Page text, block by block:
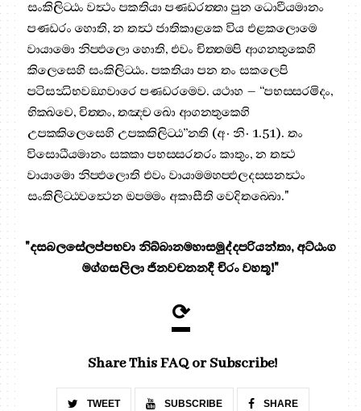
සංකිලිට‍්ඨං වත්‍ථං පකතියා පණ‍්ඩරත‍්තා පුන ධොවීයමානං
පණ‍්ඩරං හොති, න තත්‍ථ ජාතිකාළකෙ විය එළකලොමෙ
වායාමො නිප‍්ඵලො හොති, එවං චිත‍්තම‍්පි ආගන‍්තුකෙහි
කිලෙසෙහි සංකිලිට‍්ඨං. පකතියා පන තං සකලෙපි
පටිසන්‍ධිභවඞ‍්ගවාරෙ පණ‍්ඩරමෙව. යථාහ – “පභස‍්සරමිදං,
භික‍්ඛවෙ, චිත‍්තං, තඤ‍්ච ඛො ආගන‍්තුකෙහි
උපක‍්කිලෙසෙහි උපක‍්කිලිට‍්ඨ”න‍්ති (අ· නි· 1.51). තං
විසොධීයමානං සක‍්කා පභස‍්සරතරං කාතුං, න තත්‍ථ
වායාමො නිප‍්ඵලොති එවං වායාමමහප‍්ඵලදස‍්සනත්‍ථං
සංකිලිට‍්ඨවත්‍ථෙන ඔපම‍්මං අකාසීති වෙදිතබ‍්බො."
"දසබලසේලප්පභවා නිබ්බානමහාසමුද්දපරියන්තා, අට්ඨංග
මග්ගසලිලා ජිනවචනනදී චිරං වහතූ!"
⟳
Share This FAQ or Subscribe!
TWEET SUBSCRIBE SHARE